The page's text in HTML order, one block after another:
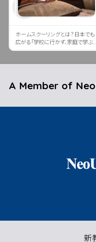
ホームスクーリングとは？日本でも
広がる「学校に行かず、家庭で学ぶ」
という選択肢
A Member of
新